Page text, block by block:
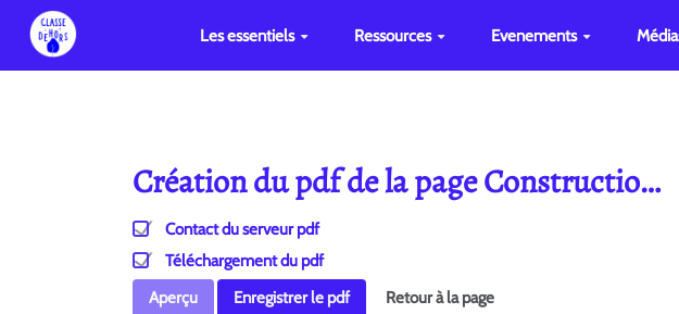
Les essentiels Ressources Evenements
Création du pdf de la page Constructio…
Contact du serveur pdf
Téléchargement du pdf
Aperçu
Enregistrer le pdf Retour à la page